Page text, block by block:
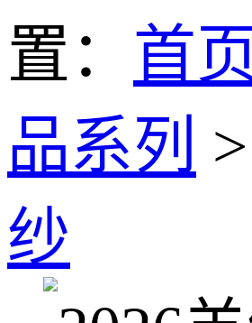
置： 首页
品系列 >
纱